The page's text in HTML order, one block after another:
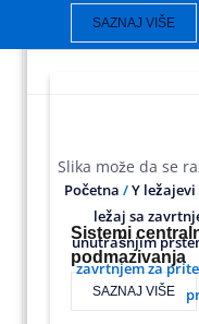
SAZNAJ VIŠE
Sistemi
podmazivanja
SAZNAJ VIŠE
Slika može da se
Početna /Y
ležaj sa
unutrašnjim
zavrtnjem za